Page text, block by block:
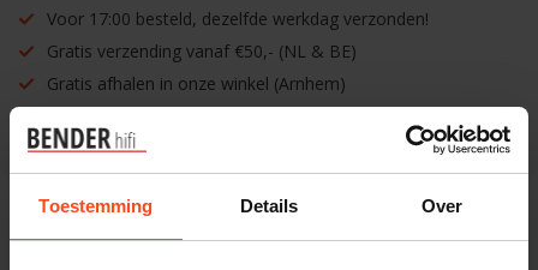
Toestemming Details Over
Voor 17:00 besteld, dezelfde werkdag verzonden!
Gratis verzending vanaf €50,- (NL & BE)
Gratis afhalen in onze winkel (Arnhem)